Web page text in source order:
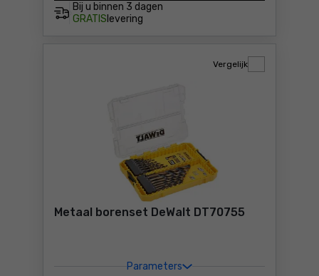
Bij u binnen 3 dagen
GRATIS levering
Metaal borenset DeWalt DT70755
Parameters
Vergelijk